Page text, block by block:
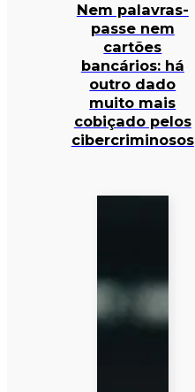
Nem palavras-
passe nem
cartões
bancários: há
outro dado
muito mais
cobiçado pelos
cibercriminosos